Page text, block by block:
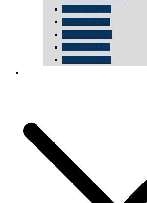
documenta 12
Documenta11
documenta dX
documenta IX
documenta d8